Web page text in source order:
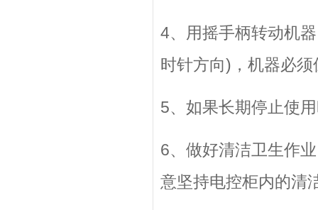
4、用摇手柄转动机
时针方向)，机器必
5、如果长期停止使
6、做好清洁卫生作
意坚持电控柜内的清